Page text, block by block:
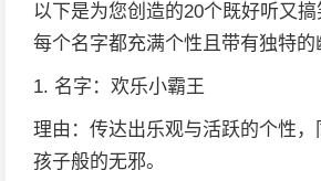
以下是为您创造的20个既好听又搞
每个名字都充满个性且带有独特的
1. 名字：欢乐小霸王
理由：传达出乐观与活跃的个性
孩子般的无邪。